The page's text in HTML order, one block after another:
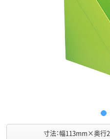
寸法：幅113mm×奥